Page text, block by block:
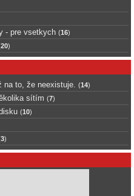
- pre vsetkych (16)
20)
na to, že neexistuje. (14)
sítím (7)
(10)
3)